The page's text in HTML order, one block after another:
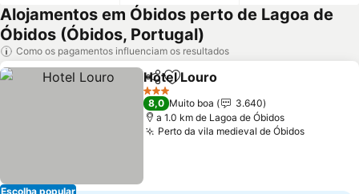
Alojamentos em Óbidos perto de Lagoa de
Óbidos (Óbidos, Portugal)
Como os pagamentos influenciam os resultados
Escolha popular
PartilharAdicionar aos favoritos
Hotel Louro
3 Estrelas
8,0 Muito boa
3.640
a 1.0 km de Lagoa de Óbidos
Perto da vila medieval de Óbidos